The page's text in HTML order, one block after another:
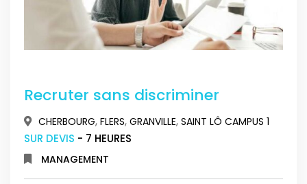
Recruter sans discriminer
CHERBOURG, FLERS, GRANVILLE, SAINT LÔ CAMPUS 1
SUR DEVIS - 7 HEURES
MANAGEMENT